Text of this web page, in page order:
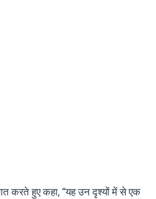
करते हुए कहा, “यह उन दृश्यों में से एक